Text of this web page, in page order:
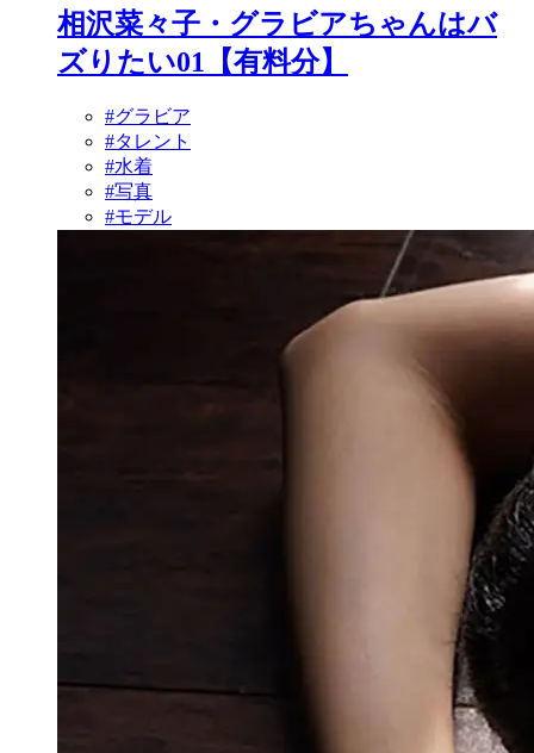
相沢菜々子・グラビアちゃんはバ
ズりたい01【有料分】
#グラビア
#タレント
#水着
#写真
#モデル